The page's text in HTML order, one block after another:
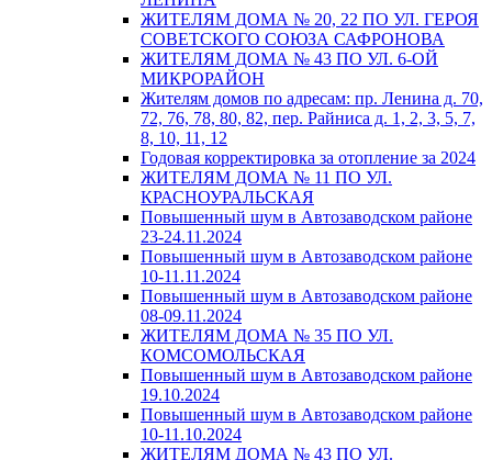
ЖИТЕЛЯМ ДОМА № 20, 22 ПО УЛ. ГЕРОЯ
СОВЕТСКОГО СОЮЗА САФРОНОВА
ЖИТЕЛЯМ ДОМА № 43 ПО УЛ. 6-ОЙ
МИКРОРАЙОН
Жителям домов по адресам: пр. Ленина д. 70,
72, 76, 78, 80, 82, пер. Райниса д. 1, 2, 3, 5, 7,
8, 10, 11, 12
Годовая корректировка за отопление за 2024
ЖИТЕЛЯМ ДОМА № 11 ПО УЛ.
КРАСНОУРАЛЬСКАЯ
Повышенный шум в Автозаводском районе
23-24.11.2024
Повышенный шум в Автозаводском районе
10-11.11.2024
Повышенный шум в Автозаводском районе
08-09.11.2024
ЖИТЕЛЯМ ДОМА № 35 ПО УЛ.
КОМСОМОЛЬСКАЯ
Повышенный шум в Автозаводском районе
19.10.2024
Повышенный шум в Автозаводском районе
10-11.10.2024
ЖИТЕЛЯМ ДОМА № 43 ПО УЛ.